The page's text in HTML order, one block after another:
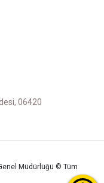
06420
Müdürlüğü © Tüm